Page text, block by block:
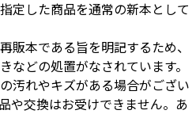
定した商品を通常の新本として
本である旨を明記するため、
などの処置がなされています。
汚れやキズがある場合がござい
や交換はお受けできません。あ